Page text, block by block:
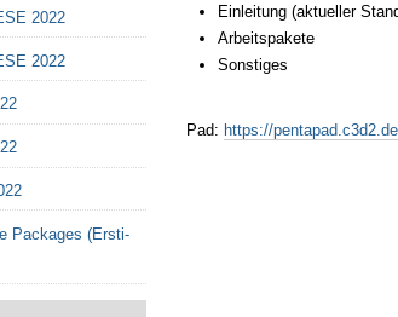
Einleitung (aktueller
Arbeitspakete
Sonstiges
Pad: https://
2022
2022
Packages (Ersti-